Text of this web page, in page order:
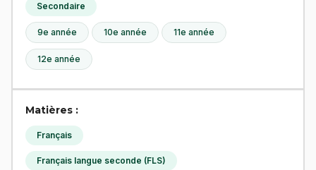
Secondaire
9e année 10e année 11e année
12e année
Matières :
Français
Français langue seconde (FLS)